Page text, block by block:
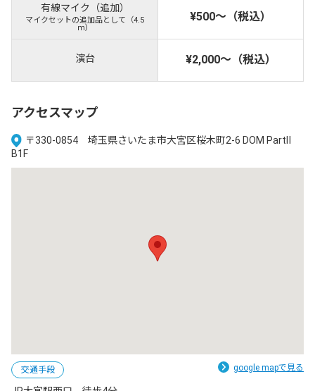
有線マイク（追加）
マイクセットの追加品として（4.5
ｍ）
¥500～（税込）
演台 ¥2,000～（税込）
アクセスマップ
〒330-0854 埼玉県さいたま市大宮区桜木町2-6 DOM PartⅡ
B1F
google mapで見る
交通手段